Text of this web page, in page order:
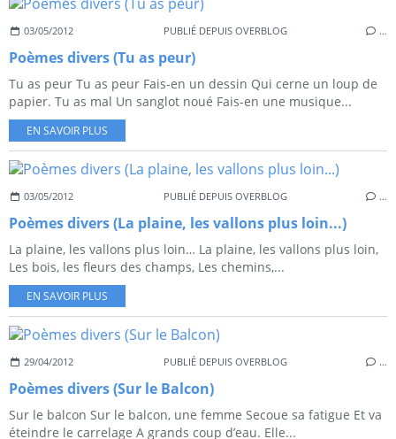
03/05/2012 PUBLIÉ DEPUIS OVERBLOG …
Poèmes divers (Tu as peur)
Tu as peur Tu as peur Fais-en un dessin Qui cerne un loup de
papier. Tu as mal Un sanglot noué Fais-en une musique...
EN SAVOIR PLUS
03/05/2012 PUBLIÉ DEPUIS OVERBLOG …
Poèmes divers (La plaine, les vallons plus loin...)
La plaine, les vallons plus loin… La plaine, les vallons plus loin,
Les bois, les fleurs des champs, Les chemins,...
EN SAVOIR PLUS
29/04/2012 PUBLIÉ DEPUIS OVERBLOG …
Poèmes divers (Sur le Balcon)
Sur le balcon Sur le balcon, une femme Secoue sa fatigue Et va
éteindre le carrelage A grands coup d’eau. Elle...